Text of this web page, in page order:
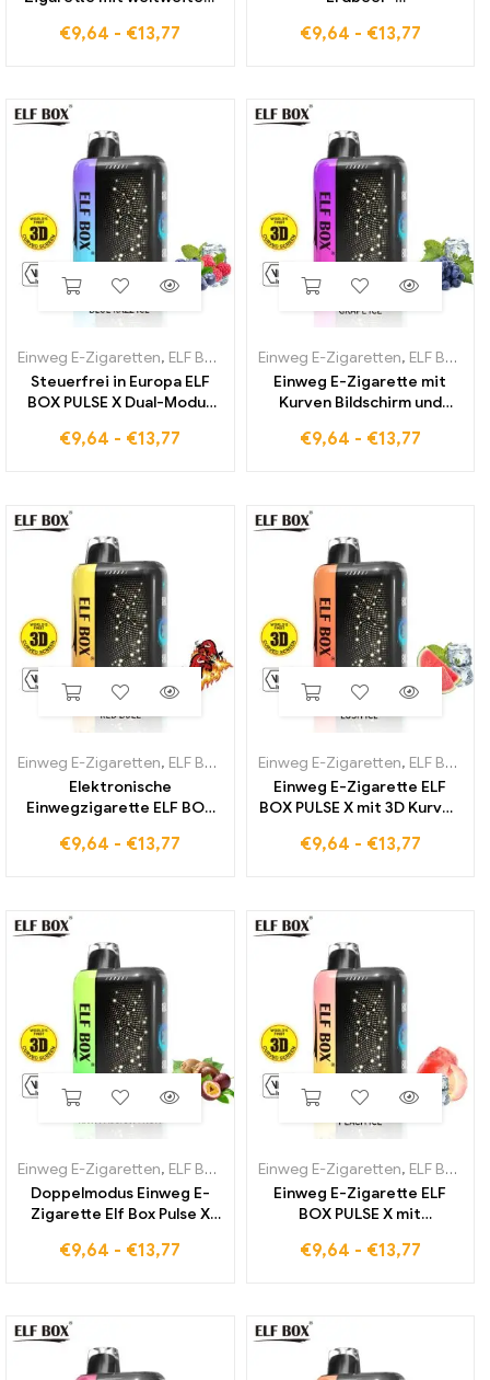
Ice Geschmack
€9,64 - €13,77
BOX PULSE X Einweg E-
€9,64 - €13,77
Einweg E-Zigaretten, ELF BOX PULSE X
Steuerfrei in Europa ELF
BOX PULSE X Dual-Modus
€9,64 - €13,77
Einweg E-Zigaretten, ELF BOX PULSE X
Einweg E-Zigarette mit
Kurven Bildschirm und
BOX PULSE X
€9,64 - €13,77
Einweg E-Zigaretten, ELF BOX PULSE X
Elektronische
Einwegzigarette ELF BOX
Geschmack
€9,64 - €13,77
Einweg E-Zigaretten, ELF BOX PULSE X
Einweg E-Zigarette ELF
BOX PULSE X mit 3D Kurven
Geschmack
€9,64 - €13,77
Einweg E-Zigaretten, ELF BOX PULSE X
Doppelmodus Einweg E-
Zigarette Elf Box Pulse X
Aroma
€9,64 - €13,77
Einweg E-Zigaretten, ELF BOX PULSE X
Einweg E-Zigarette ELF
BOX PULSE X mit
Peach Ice Aroma
€9,64 - €13,77